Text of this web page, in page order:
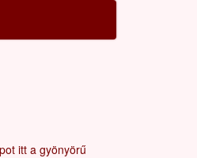
itt a gyönyörű